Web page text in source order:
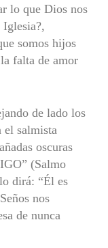
lo que Dios nos
Iglesia?,
somos hijos
falta de amor
de lado los
el salmista
oscuras
(Salmo
dirá: “Él es
nos
de nunca